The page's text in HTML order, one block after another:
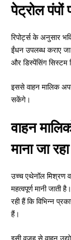
पेट्रोल पंपों
रिपोर्ट्स के अनुसार
ईंधन उपलब्ध कराए
और डिस्पेंसिंग सिस्टम
इससे वाहन मालिक
सकेंगे।
वाहन
माना जा
उच्च एथेनॉल मिश्रण
महत्वपूर्ण मानी
रही हैं कि विभिन्न
हैं।
इसी वजह से वाहन